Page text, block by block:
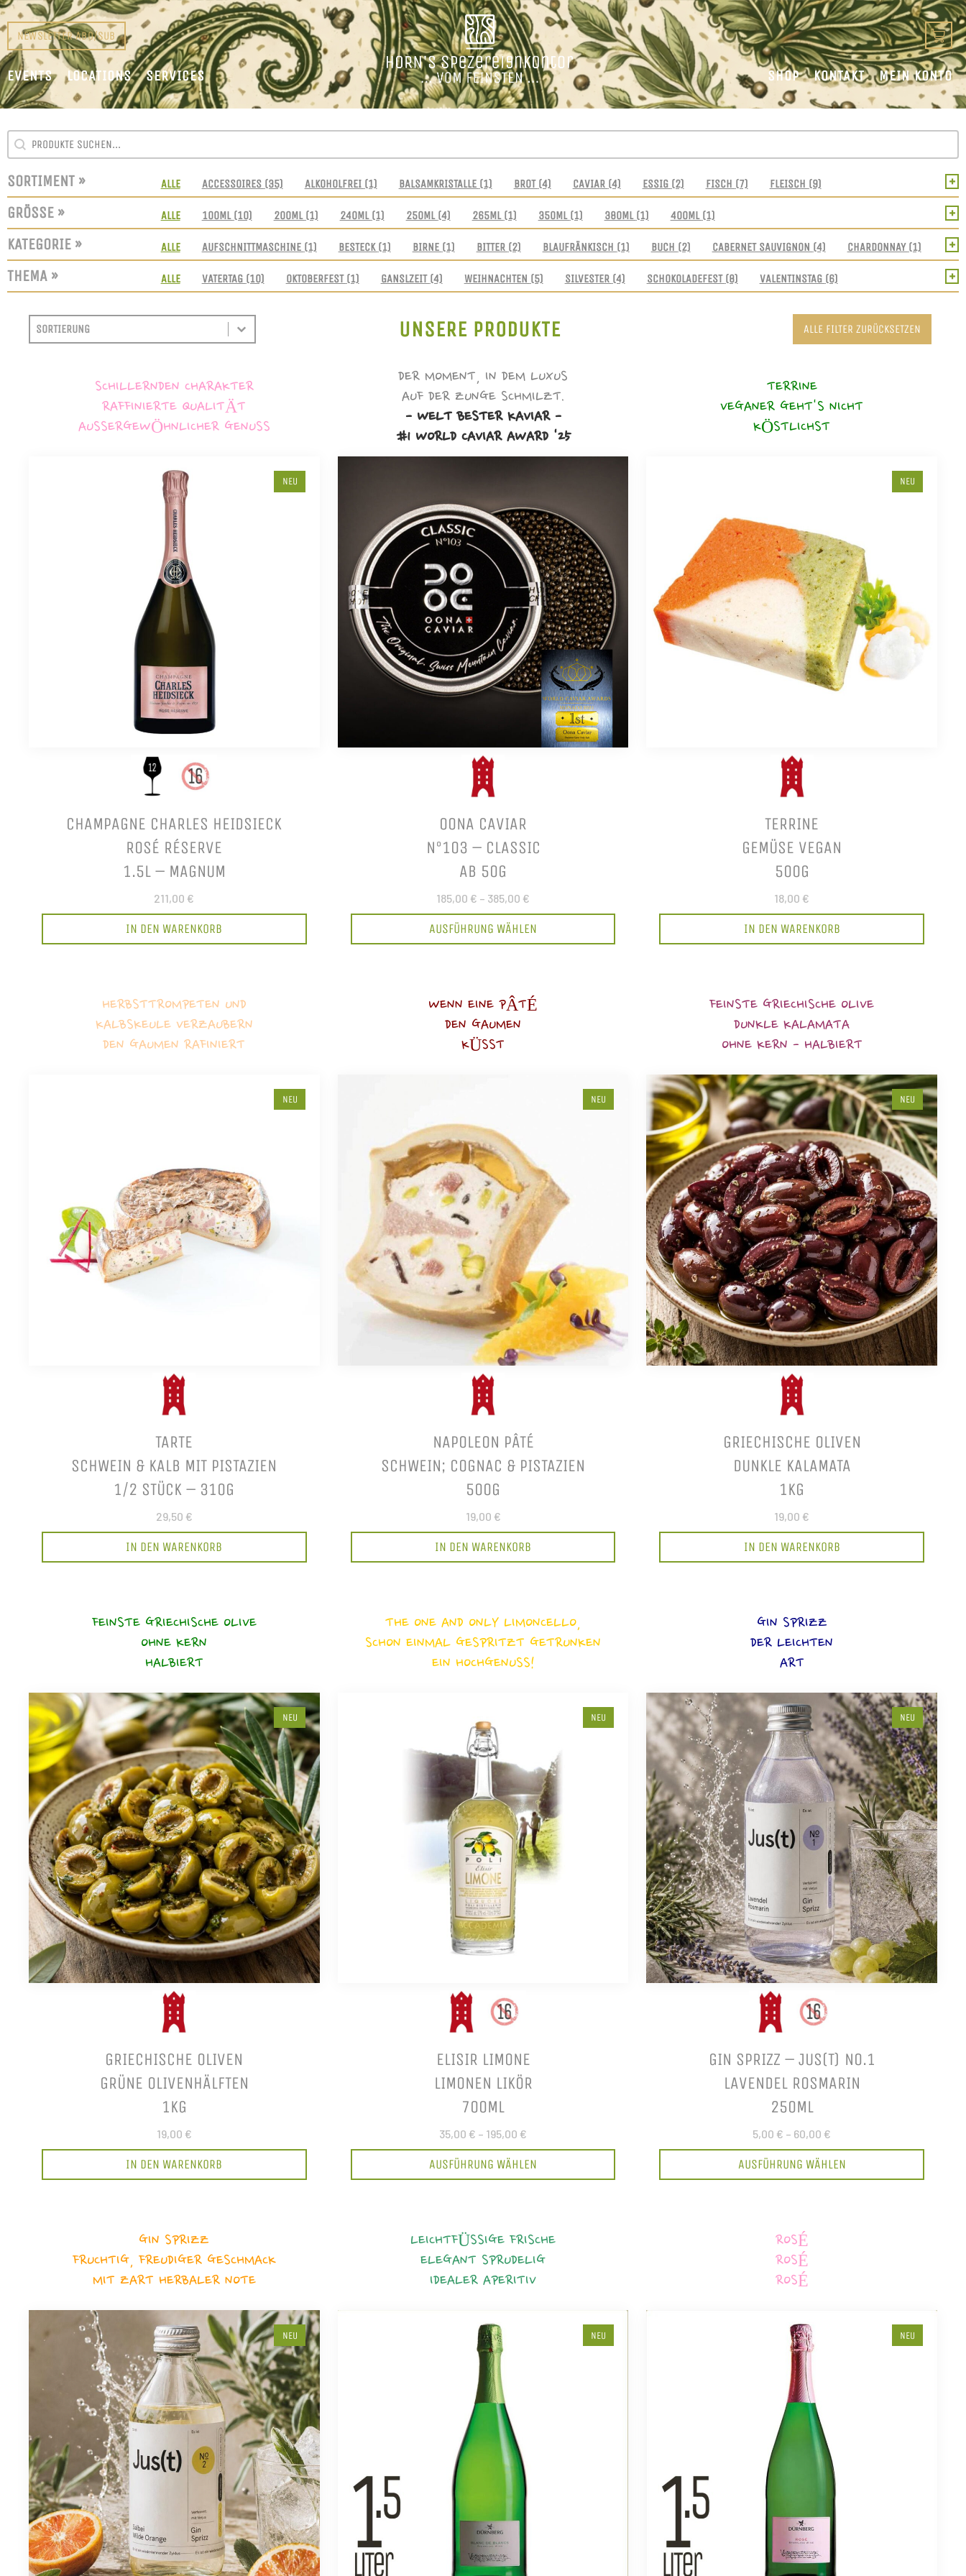
NEWSLETTER ABO/SUB
EVENTS LOCATIONS SERVICES SHOP KONTAKT MEIN KONTO
SUCHFELD
SEARCH CONTENT
SORTIMENT » SORTIMENT
ALLE ACCESSOIRES (35) ALKOHOLFREI (1) BALSAMKRISTALLE (1) BROT (4) CAVIAR (4) ESSIG (2) FISCH (7) FLEISCH (9)
+
GRÖSSE »
GRÖSSEN
ALLE 100ML (10) 200ML (1) 240ML (1) 250ML (4) 265ML (1) 350ML (1) 380ML (1) 400ML (1)
+
KATEGORIE »
KATEGORIE
ALLE AUFSCHNITTMASCHINE (1) BESTECK (1) BIRNE (1) BITTER (2) BLAUFRÄNKISCH (1) BUCH (2) CABERNET SAUVIGNON (4) CHARDONNAY (1)
+
THEMA »
THEMEN
ALLE VATERTAG (10) OKTOBERFEST (1) GANSLZEIT (4) WEIHNACHTEN (5) SILVESTER (4) SCHOKOLADEFEST (8) VALENTINSTAG (6) +
SORTIEREN
SORT CONTENT
SORT CONTENT UNSERE PRODUKTE ALLE FILTER ZURÜCKSETZEN
SCHILLERNDEN CHARAKTER
RAFFINIERTE QUALITÄT
AUSSERGEWÖHNLICHER GENUSS
NEU
CHAMPAGNE CHARLES HEIDSIECK
ROSÉ RÉSERVE
1.5L – MAGNUM
211,00 €
IN DEN WARENKORB
DER MOMENT, IN DEM LUXUS
AUF DER ZUNGE SCHMILZT.
- WELT BESTER KAVIAR -
#1 WORLD CAVIAR AWARD '25
OONA CAVIAR
N°103 – CLASSIC
AB 50G
185,00 € – 385,00 €
AUSFÜHRUNG WÄHLEN
TERRINE
VEGANER GEHT'S NICHT
KÖSTLICHST
NEU
TERRINE
GEMÜSE VEGAN
500G
18,00 €
IN DEN WARENKORB
HERBSTTROMPETEN UND
KALBSKEULE VERZAUBERN
DEN GAUMEN RAFINIERT
NEU
TARTE
SCHWEIN & KALB MIT PISTAZIEN
1/2 STÜCK – 310G
29,50 €
IN DEN WARENKORB
WENN EINE PÂTÉ
DEN GAUMEN
KÜSST
NEU
NAPOLEON PÂTÉ
SCHWEIN; COGNAC & PISTAZIEN
500G
19,00 €
IN DEN WARENKORB
FEINSTE GRIECHISCHE OLIVE
DUNKLE KALAMATA
OHNE KERN - HALBIERT
NEU
GRIECHISCHE OLIVEN
DUNKLE KALAMATA
1KG
19,00 €
IN DEN WARENKORB
FEINSTE GRIECHISCHE OLIVE
OHNE KERN
HALBIERT
NEU
GRIECHISCHE OLIVEN
GRÜNE OLIVENHÄLFTEN
1KG
19,00 €
IN DEN WARENKORB
THE ONE AND ONLY LIMONCELLO,
SCHON EINMAL GESPRITZT GETRUNKEN
EIN HOCHGENUSS!
NEU
ELISIR LIMONE
LIMONEN LIKÖR
700ML
35,00 € – 195,00 €
AUSFÜHRUNG WÄHLEN
GIN SPRIZZ
DER LEICHTEN
ART
NEU
GIN SPRIZZ – JUS(T) NO.1
LAVENDEL ROSMARIN
250ML
5,00 € – 60,00 €
AUSFÜHRUNG WÄHLEN
GIN SPRIZZ
FRUCHTIG, FREUDIGER GESCHMACK
MIT ZART HERBALER NOTE
NEU
LEICHTFÜSSIGE FRISCHE
ELEGANT SPRUDELIG
IDEALER APERITIV
NEU
ROSÉ
ROSÉ
ROSÉ
NEU